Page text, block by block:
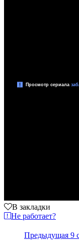
В закладки
Не работает?
Предыдущая 9